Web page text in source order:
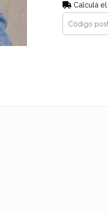
Calculá el